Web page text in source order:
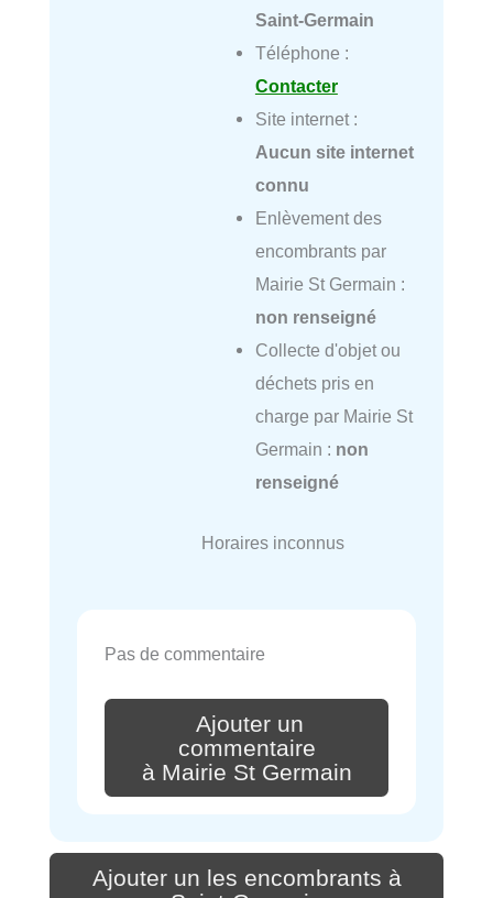
Saint-Germain
Téléphone :
Contacter
Site internet :
Aucun site internet
connu
Enlèvement des
encombrants par
Mairie St Germain :
non renseigné
Collecte d'objet ou
déchets pris en
charge par Mairie St
Germain : non
renseigné
Horaires inconnus
Pas de commentaire
Ajouter un
commentaire
à Mairie St Germain
Ajouter un les encombrants à